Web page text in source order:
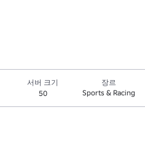
서버 크기
50
장르
Sports & Racing